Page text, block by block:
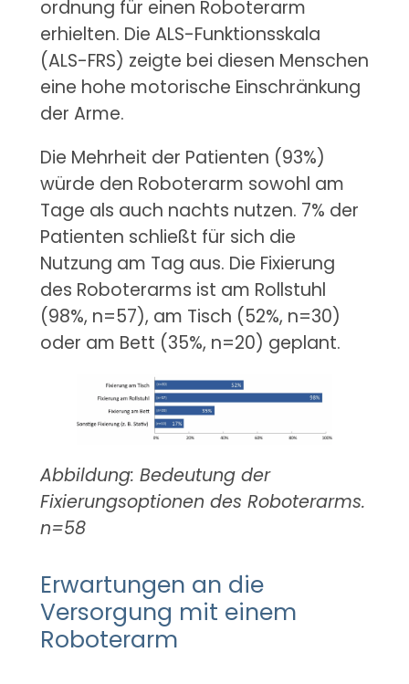
ordnung für einen Roboterarm
erhielten. Die ALS-Funktionsskala
(ALS-FRS) zeigte bei diesen Menschen
eine hohe motorische Einschränkung
der Arme.
Die Mehrheit der Patienten (93%)
würde den Roboterarm sowohl am
Tage als auch nachts nutzen. 7% der
Patienten schließt für sich die
Nutzung am Tag aus. Die Fixierung
des Roboterarms ist am Rollstuhl
(98%, n=57), am Tisch (52%, n=30)
oder am Bett (35%, n=20) geplant.
Abbildung: Bedeutung der
Fixierungsoptionen des Roboterarms.
n=58
Erwartungen an die
Versorgung mit einem
Roboterarm